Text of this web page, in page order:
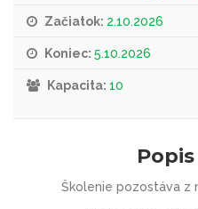
Začiatok: 2.10.2026
Koniec: 5.10.2026
Kapacita: 10
Školenie pozostáva z